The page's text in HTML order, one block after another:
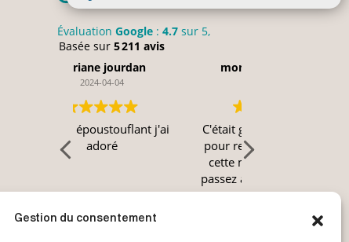
Gestion du consentement
monique bertrand
C'était génial, quel boulot
pour refaire à l'identique
passez à Marseille je vous
recommande
Évaluation Google : 4.7 sur 5,
Basée sur 5 211 avis